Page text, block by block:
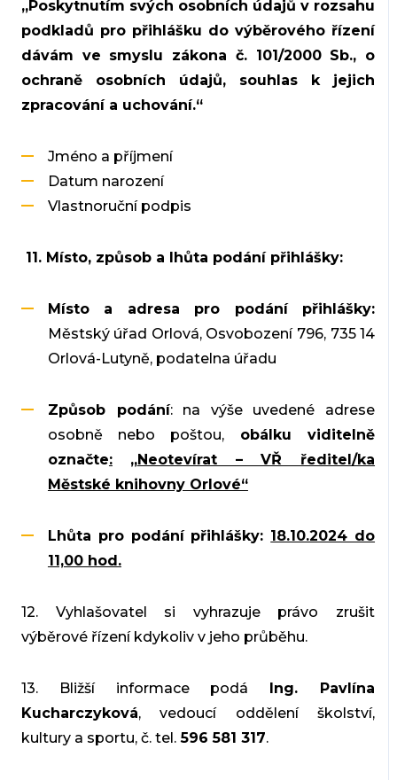
„Poskytnutím svých osobních údajů v rozsahu
podkladů pro přihlášku do výběrového řízení
dávám ve smyslu zákona č. 101/2000 Sb., o
ochraně osobních údajů, souhlas k jejich
zpracování a uchování.“
Jméno a příjmení
Datum narození
Vlastnoruční podpis
11. Místo, způsob a lhůta podání přihlášky:
Místo a adresa pro podání přihlášky:
Městský úřad Orlová, Osvobození 796, 735 14
Orlová-Lutyně, podatelna úřadu
Způsob podání: na výše uvedené adrese
osobně nebo poštou, obálku viditelně
označte: „Neotevírat – VŘ ředitel/ka
Městské knihovny Orlové“
Lhůta pro podání přihlášky: 18.10.2024 do
11,00 hod.
12. Vyhlašovatel si vyhrazuje právo zrušit
výběrové řízení kdykoliv v jeho průběhu.
13. Bližší informace podá
Ing. Pavlína
Kucharczyková, vedoucí oddělení školství,
kultury a sportu, č. tel.596 581 317.